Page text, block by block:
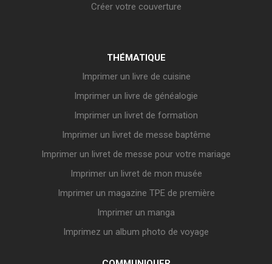
Créer votre couverture
THÉMATIQUE
Imprimer un livre de cuisine
Imprimer un livre de généalogie
Imprimer un livret de formation
Imprimer un livret de messe baptême
Imprimer un livret de messe pour votre mariage
Imprimer un livret de mon musée
Imprimer un magazine TPE de première
Imprimer un manga
Imprimez un album photo de voyage